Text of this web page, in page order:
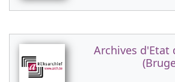
Archives d'Etat